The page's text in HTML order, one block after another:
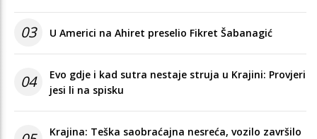
03 U Americi na Ahiret preselio Fikret Šabanagić
04
Evo gdje i kad sutra nestaje struja u Krajini: Provjeri
jesi li na spisku
Krajina: Teška saobraćajna nesreća, vozilo završilo